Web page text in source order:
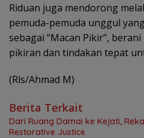
Riduan juga mendorong
pemuda-pemuda unggul
sebagai “Macan Pikir”,
pikiran dan tindakan tepat
(Rls/Ahmad M)
Berita Terkait
Dari Ruang Damai ke Kejati,
Restorative Justice